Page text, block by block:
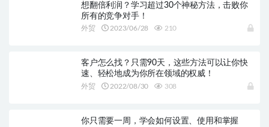
想翻倍利润？学习超过30个神秘方法，击败你
所有的竞争对手！
外贸 2023/06/28 210
客户怎么找？只需90天，这些方法可以让你快
速、轻松地成为你所在领域的权威！
外贸 2022/08/30 308
你只需要一周，学会如何设置、使用和掌握